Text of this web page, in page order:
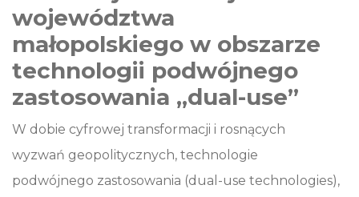
województwa
małopolskiego w obszarze
technologii podwójnego
zastosowania „dual-use”
W dobie cyfrowej transformacji i rosnących
wyzwań geopolitycznych, technologie
podwójnego zastosowania (dual-use technologies),